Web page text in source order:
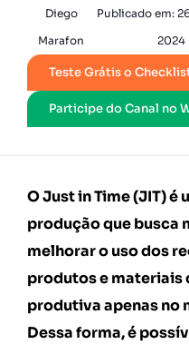
Diego
Marafon
Publicado em:
2024
Teste Grátis o
Participe do Canal no
O Just in Time (JIT)
produção que busca
melhorar o uso dos
produtos e materiais
produtiva apenas no
Dessa forma, é